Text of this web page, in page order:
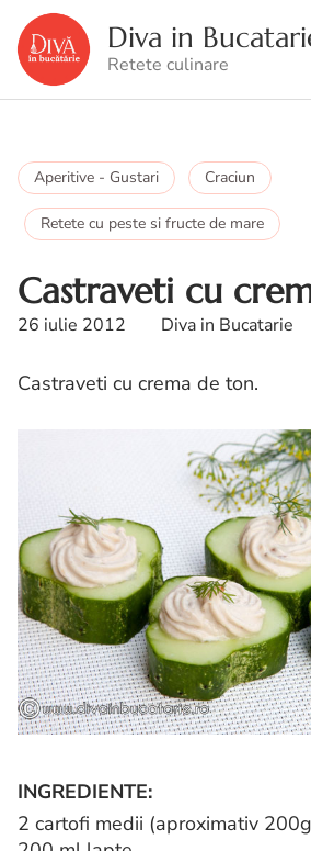
Diva in
Retete culinare
Aperitive - Gustari Craciun
Retete cu peste si fructe de mare
Castraveti cu
26 iulie 2012 Diva in Bucatarie
Castraveti cu crema de ton.
INGREDIENTE:
2 cartofi medii (aproximativ